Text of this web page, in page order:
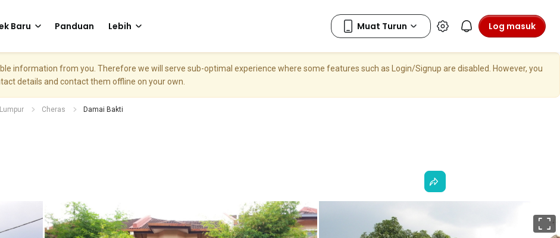
Baru Panduan Lebih Log masuk
information from you. Therefore we will serve sub-optimal experience where some features such as Login/Signup are disabled. However, you
details and contact them offline on your own.
Cheras Damai Bakti